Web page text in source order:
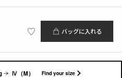
バッグに入れる
Ⅳ（M） Find your size